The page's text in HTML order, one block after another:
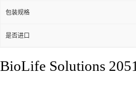
包装规格
是否进口
BioLife Solutions